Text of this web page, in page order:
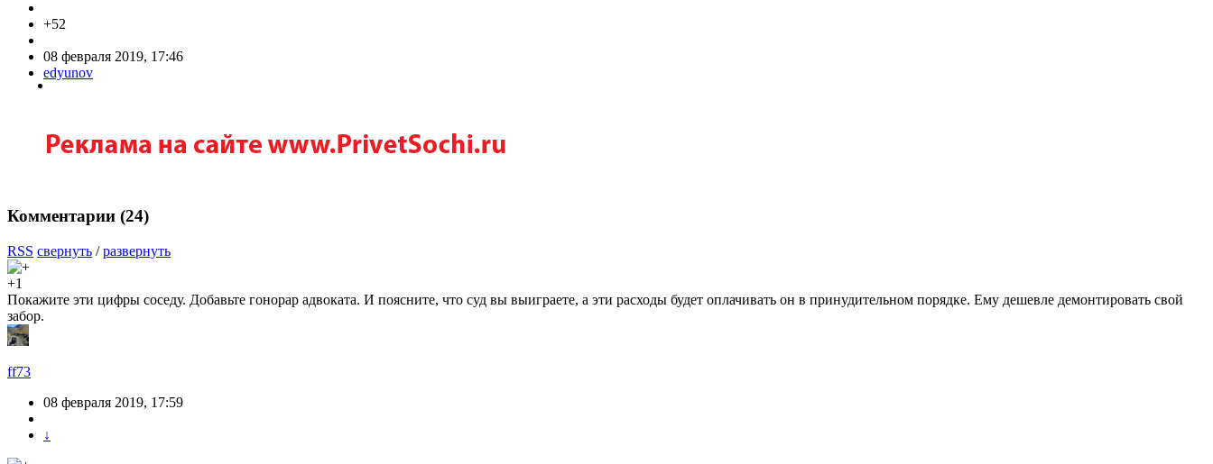
+52
08 февраля 2019, 17:46
edyunov
Комментарии (24)
RSS свернуть /развернуть
+1
Покажите эти цифры соседу. Добавьте гонорар адвоката. И поясните, что суд вы выиграете, а эти расходы будет оплачивать он в принудительном порядке. Ему дешевле демонтировать свой
забор.
ff73
08 февраля 2019, 17:59
↓